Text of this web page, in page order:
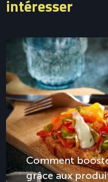
intéresser
Comment
grâce aux